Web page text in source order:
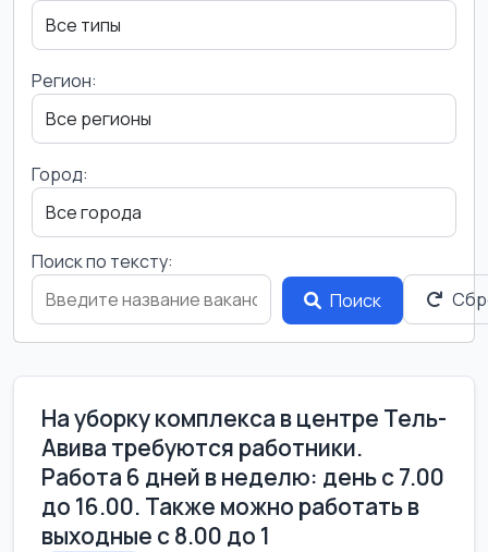
Регион:
Город:
Поиск по тексту:
Поиск
На уборку комплекса в центре Тель-
Авива требуются работники.
Работа 6 дней в неделю: день с 7.00
до 16.00. Также можно работать в
выходные с 8.00 до 1